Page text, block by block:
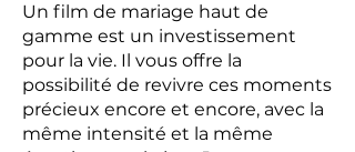
Un film de mariage haut de
gamme est un investissement
pour la vie. Il vous offre la
possibilité de revivre ces moments
précieux encore et encore, avec la
même intensité et la même